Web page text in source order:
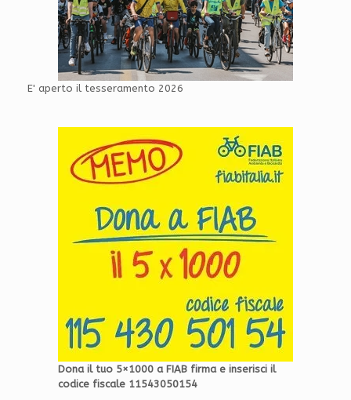
E' aperto il tesseramento 2026
Dona il tuo 5×1000 a FIAB firma e inserisci il
codice fiscale 11543050154